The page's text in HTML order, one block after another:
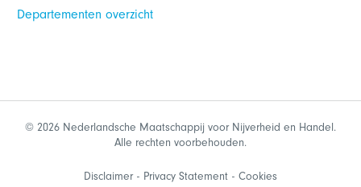
Departementen overzicht
© 2026 Nederlandsche Maatschappij voor Nijverheid en Handel.
Alle rechten voorbehouden.
Disclaimer Privacy Statement Cookies